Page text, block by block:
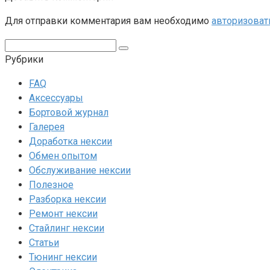
Для отправки комментария вам необходимо
Рубрики
FAQ
Аксессуары
Бортовой журнал
Галерея
Доработка нексии
Обмен опытом
Обслуживание нексии
Полезное
Разборка нексии
Ремонт нексии
Стайлинг нексии
Статьи
Тюнинг нексии